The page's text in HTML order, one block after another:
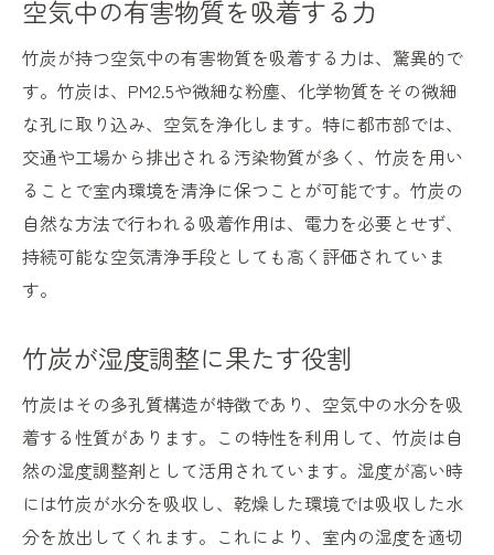
空気中の有害物質を吸着する力
竹炭が持つ空気中の有害物質を吸着する力は、驚異的で
す。竹炭は、PM2.5や微細な粉塵、化学物質をその微細
な孔に取り込み、空気を浄化します。特に都市部では、
交通や工場から排出される汚染物質が多く、竹炭を用い
ることで室内環境を清浄に保つことが可能です。竹炭の
自然な方法で行われる吸着作用は、電力を必要とせず、
持続可能な空気清浄手段としても高く評価されていま
す。
竹炭が湿度調整に果たす役割
竹炭はその多孔質構造が特徴であり、空気中の水分を吸
着する性質があります。この特性を利用して、竹炭は自
然の湿度調整剤として活用されています。湿度が高い時
には竹炭が水分を吸収し、乾燥した環境では吸収した水
分を放出してくれます。これにより、室内の湿度を適切